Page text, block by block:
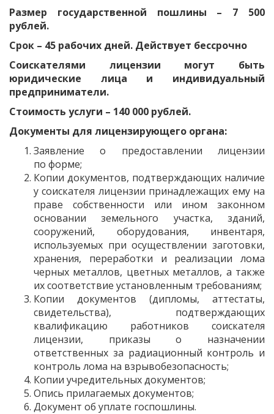
Размер государственной пошлины – 7 500
рублей.
Срок – 45 рабочих дней. Действует бессрочно
Соискателями лицензии могут быть
юридические лица и индивидуальный
предприниматели.
Стоимость услуги – 140 000 рублей.
Документы для лицензирующего органа:
Заявление о предоставлении лицензии
по форме;
Копии документов, подтверждающих наличие
у соискателя лицензии принадлежащих ему на
праве собственности или ином законном
основании земельного участка, зданий,
сооружений, оборудования, инвентаря,
используемых при осуществлении заготовки,
хранения, переработки и реализации лома
черных металлов, цветных металлов, а также
их соответствие установленным требованиям;
Копии документов (дипломы, аттестаты,
свидетельства), подтверждающих
квалификацию работников соискателя
лицензии, приказы о назначении
ответственных за радиационный контроль и
контроль лома на взрывобезопасность;
Копии учредительных документов;
Опись прилагаемых документов;
Документ об уплате госпошлины.